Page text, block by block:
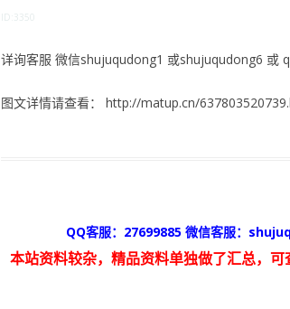
ID:3350
详询客服 微信shujuqudong1 或shujuqudong6 或
图文详情请查看： http://matup.cn/
QQ客服：27699885 微信客服：
本站资料较杂，精品资料单独做了汇总，可